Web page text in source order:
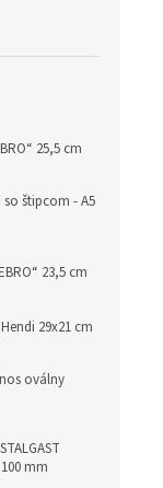
25,5 cm
štipcom - A5
23,5 cm
29x21 cm
oválny
mm